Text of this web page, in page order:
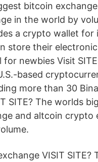
bitcoin
in the world by
a crypto wallet for
store their
for newbies Visit
based
more than 30
SITE? The worlds
and altcoin crypto
VISIT SITE?